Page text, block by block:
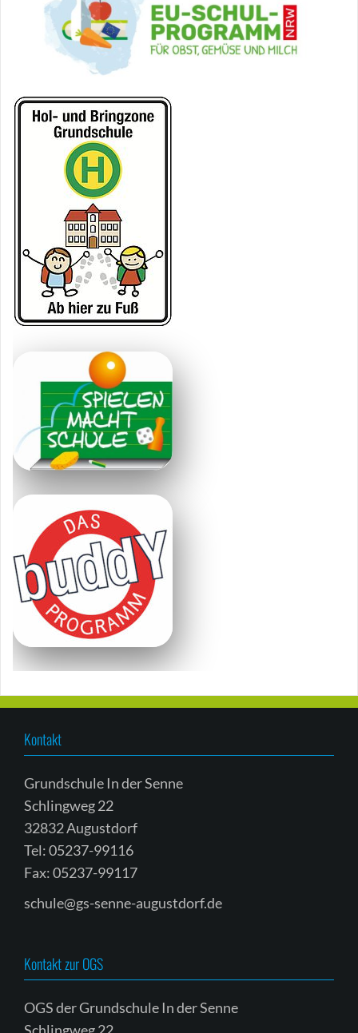
Kontakt
Grundschule In der Senne
Schlingweg 22
32832 Augustdorf
Tel: 05237-99116
Fax: 05237-99117
schule@gs-senne-augustdorf.de
Kontakt zur OGS
OGS der Grundschule In der Senne